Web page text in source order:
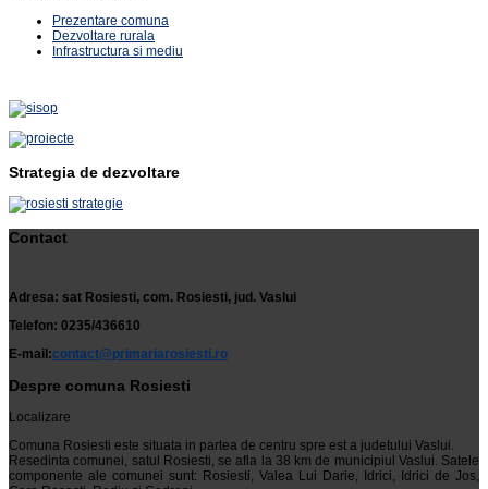
Prezentare comuna
Dezvoltare rurala
Infrastructura si mediu
Strategia de dezvoltare
Contact
Adresa: sat Rosiesti, com. Rosiesti, jud. Vaslui
Telefon: 0235/436610
E-mail:contact@primariarosiesti.ro
Despre comuna Rosiesti
Localizare
Comuna Rosiesti este situata in partea de centru spre est a judetului Vaslui.
Resedinta comunei, satul Rosiesti, se afla la 38 km de municipiul Vaslui. Satele
componente ale comunei sunt: Rosiesti, Valea Lui Darie, Idrici, Idrici de Jos,